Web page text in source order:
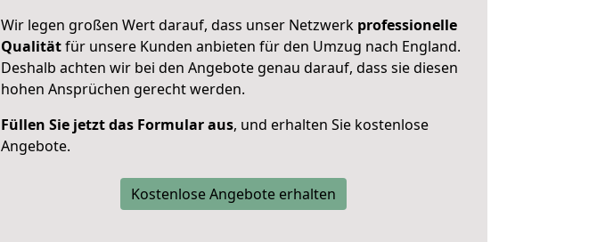
Wir legen großen Wert darauf, dass unser Netzwerk professionelle
Qualitätfür unsere Kunden anbieten für den Umzug nach England.
Deshalb achten wir bei den Angebote genau darauf, dass sie diesen
hohen Ansprüchen gerecht werden.
Füllen Sie jetzt das Formular aus, und erhalten Sie kostenlose
Angebote.
Kostenlose Angebote erhalten